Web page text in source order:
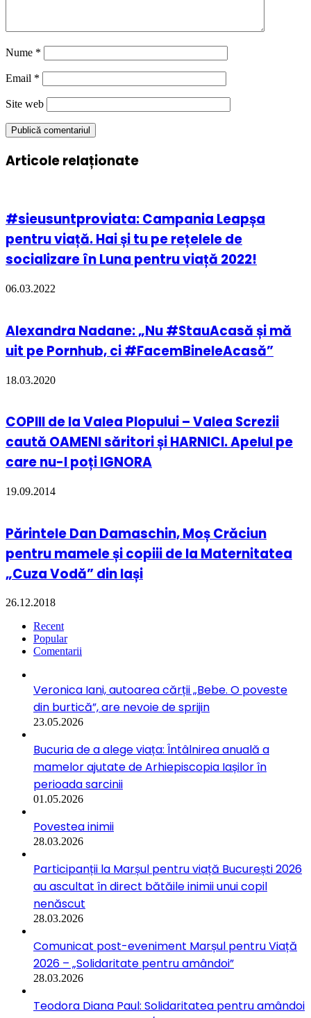
Nume *
Email *
Site web
Articole relaționate
#sieusuntproviata: Campania Leapșa
pentru viață. Hai și tu pe rețelele de
socializare în Luna pentru viață 2022!
06.03.2022
Alexandra Nadane: „Nu #StauAcasă și mă
uit pe Pornhub, ci #FacemBineleAcasă”
18.03.2020
COPIII de la Valea Plopului – Valea Screzii
caută OAMENI săritori și HARNICI. Apelul pe
care nu-l poți IGNORA
19.09.2014
Părintele Dan Damaschin, Moș Crăciun
pentru mamele și copiii de la Maternitatea
„Cuza Vodă” din Iași
26.12.2018
Recent
Popular
Comentarii
Veronica Iani, autoarea cărții „Bebe. O poveste
din burtică”, are nevoie de sprijin
23.05.2026
Bucuria de a alege viața: Întâlnirea anuală a
mamelor ajutate de Arhiepiscopia Iașilor în
perioada sarcinii
01.05.2026
Povestea inimii
28.03.2026
Participanții la Marșul pentru viață București 2026
au ascultat în direct bătăile inimii unui copil
nenăscut
28.03.2026
Comunicat post-eveniment Marșul pentru Viață
2026 – „Solidaritate pentru amândoi”
28.03.2026
Teodora Diana Paul: Solidaritatea pentru amândoi